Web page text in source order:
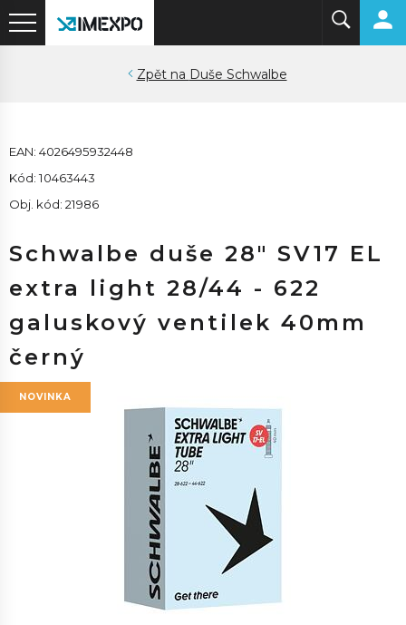
Duše Schwalbe
EAN: 4026495932448
Kód: 10463443
Obj. kód: 21986
Schwalbe duše 28" SV17 EL
extra light 28/44 - 622
galuskový ventilek 40mm
černý
NOVINKA